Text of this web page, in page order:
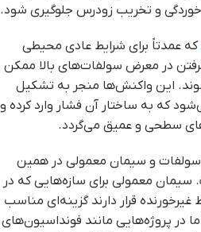
و تخریب زودرس جلوگیری شود.
که عمدتاً برای شرایط عادی محیطی
در معرض سولفات‌های بالا ممکن
این واکنش‌ها منجر به تشکیل
که به ساختار آن فشار وارد کرده و
سطحی و عمیق می‌گردد.
و سیمان معمولی در همین
معمولی برای سازه‌هایی که در
قرار دارند گزینه‌ای مناسب
پروژه‌هایی مانند فونداسیون‌های